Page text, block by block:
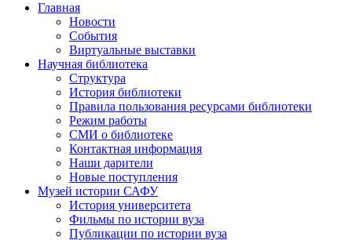
Главная
Новости
События
Виртуальные выставки
Научная библиотека
Структура
История библиотеки
Правила пользования ресурсами библиотеки
Режим работы
СМИ о библиотеке
Контактная информация
Наши дарители
Новые поступления
Музей истории САФУ
История университета
Фильмы по истории вуза
Публикации по истории вуза